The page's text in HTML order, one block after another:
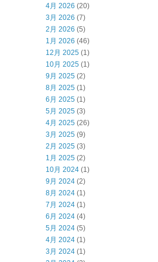
4月 2026 (20)
3月 2026 (7)
2月 2026 (5)
1月 2026 (46)
12月 2025 (1)
10月 2025 (1)
9月 2025 (2)
8月 2025 (1)
6月 2025 (1)
5月 2025 (3)
4月 2025 (26)
3月 2025 (9)
2月 2025 (3)
1月 2025 (2)
10月 2024 (1)
9月 2024 (2)
8月 2024 (1)
7月 2024 (1)
6月 2024 (4)
5月 2024 (5)
4月 2024 (1)
3月 2024 (1)